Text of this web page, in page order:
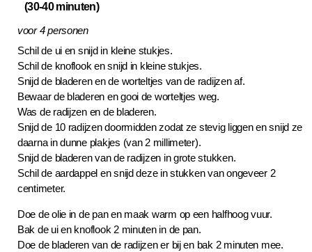
(30-40 minuten)
voor 4 personen
Schil de ui en snijd in kleine stukjes.
Schil de knoflook en snijd in kleine stukjes.
Snijd de bladeren en de worteltjes van de radijzen af.
Bewaar de bladeren en gooi de worteltjes weg.
Was de radijzen en de bladeren.
Snijd de 10 radijzen doormidden zodat ze stevig liggen en snijd ze
daarna in dunne plakjes (van 2 millimeter).
Snijd de bladeren van de radijzen in grote stukken.
Schil de aardappel en snijd deze in stukken van ongeveer 2
centimeter.
Doe de olie in de pan en maak warm op een halfhoog vuur.
Bak de ui en knoflook 2 minuten in de pan.
Doe de bladeren van de radijzen er bij en bak 2 minuten mee.